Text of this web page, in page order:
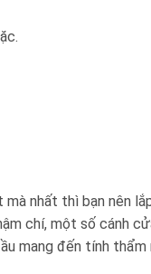
nhất thì bạn nên
chí, một số cánh
mang đến tính thẩm